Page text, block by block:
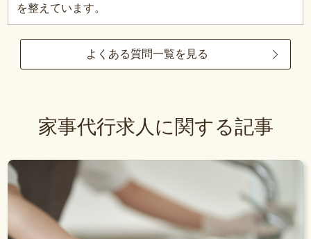
を整えています。
よくある質問一覧を見る
家事代行求人に関する記事